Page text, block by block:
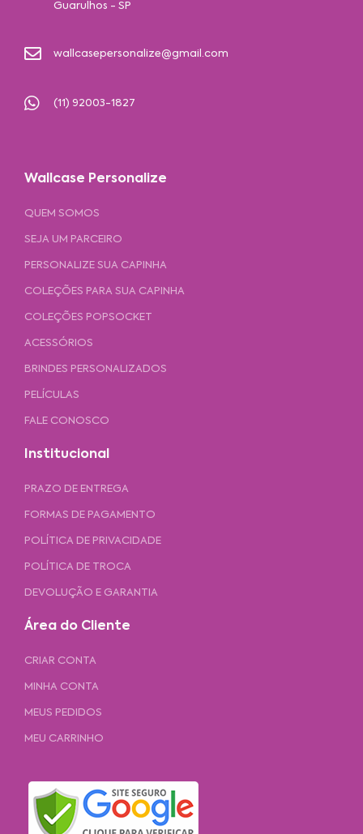
Guarulhos - SP
wallcasepersonalize@gmail.com
(11) 92003-1827
Wallcase Personalize
QUEM SOMOS
SEJA UM PARCEIRO
PERSONALIZE SUA CAPINHA
COLEÇÕES PARA SUA CAPINHA
COLEÇÕES POPSOCKET
ACESSÓRIOS
BRINDES PERSONALIZADOS
PELÍCULAS
FALE CONOSCO
Institucional
PRAZO DE ENTREGA
FORMAS DE PAGAMENTO
POLÍTICA DE PRIVACIDADE
POLÍTICA DE TROCA
DEVOLUÇÃO E GARANTIA
Área do Cliente
CRIAR CONTA
MINHA CONTA
MEUS PEDIDOS
MEU CARRINHO